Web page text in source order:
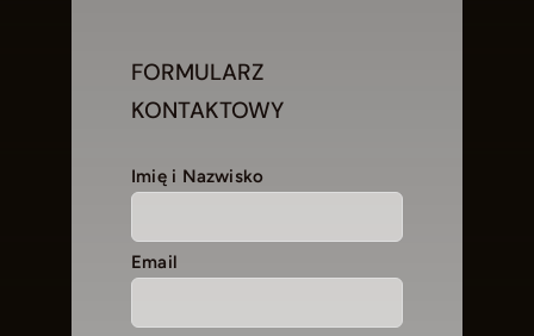
FORMULARZ
KONTAKTOWY
Imię i Nazwisko
Email